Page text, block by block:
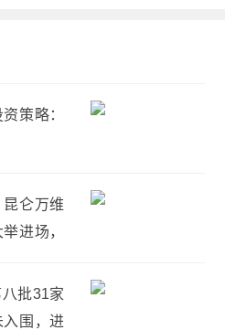
策略：
仑万维
进场，
批31家
围，进